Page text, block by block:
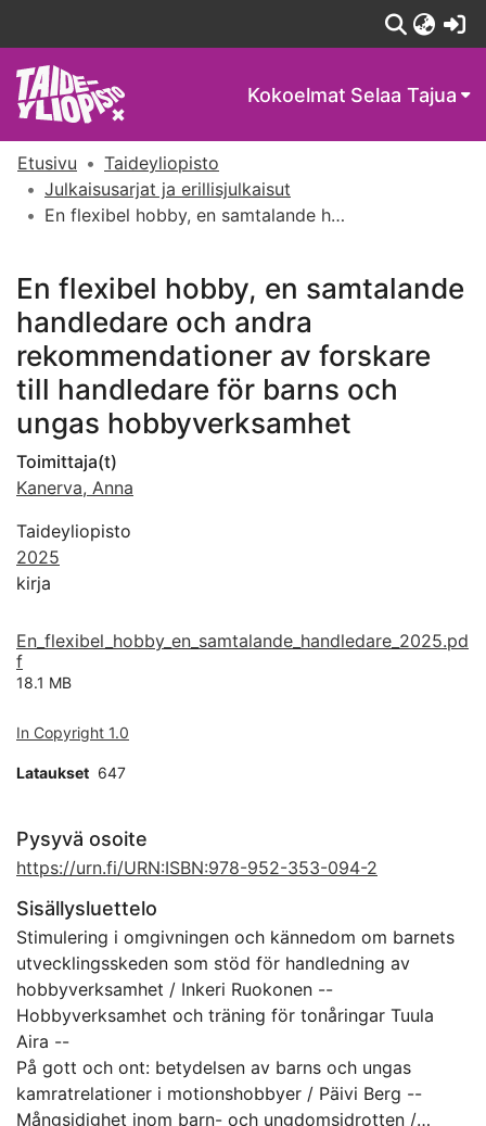
Kokoelmat Selaa Tajua
Etusivu
Taideyliopisto
Julkaisusarjat ja erillisjulkaisut
En flexibel hobby, en samtalande handledare och andra rekommendationer av forskare till handledare för barns och ungas hobbyverksamhet
En flexibel hobby, en samtalande
handledare och andra
rekommendationer av forskare
till handledare för barns och
ungas hobbyverksamhet
Toimittaja(t)
Kanerva, Anna
Taideyliopisto
2025
kirja
En_flexibel_hobby_en_samtalande_handledare_2025.pd
f
18.1 MB
In Copyright 1.0
Lataukset 647
Pysyvä osoite
https://urn.fi/URN:ISBN:978-952-353-094-2
Sisällysluettelo
Stimulering i omgivningen och kännedom om barnets
utvecklingsskeden som stöd för handledning av
hobbyverksamhet / Inkeri Ruokonen --
Hobbyverksamhet och träning för tonåringar Tuula
Aira --
På gott och ont: betydelsen av barns och ungas
kamratrelationer i motionshobbyer / Päivi Berg --
Mångsidighet inom barn- och ungdomsidrotten /